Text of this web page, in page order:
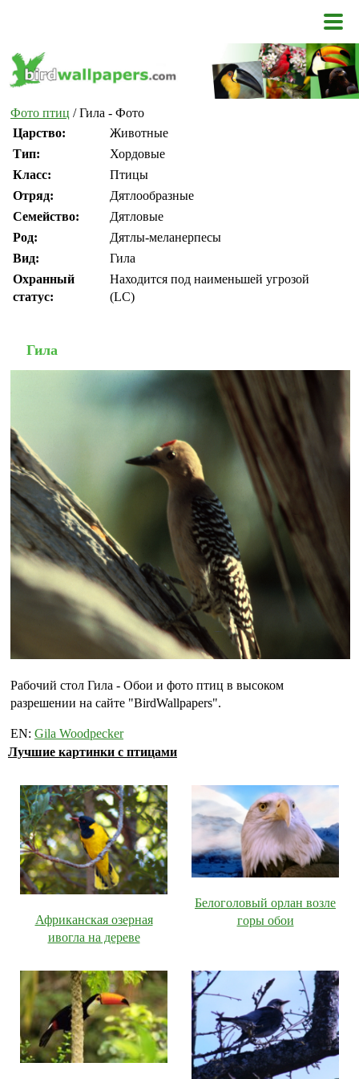
Фото птиц / Гила - Фото
Царство:
Животные
Тип:
Хордовые
Класс:
Птицы
Отряд:
Дятлообразные
Семейство:
Дятловые
Род:
Дятлы-меланерпесы
Вид:
Гила
Охранный
статус:
Находится под наименьшей угрозой
(LC)
Гила
Рабочий стол Гила - Обои и фото птиц в высоком
разрешении на сайте "BirdWallpapers".
EN: Gila Woodpecker
Лучшие картинки с птицами
Африканская озерная
ивогла на дереве
Белоголовый орлан возле
горы обои